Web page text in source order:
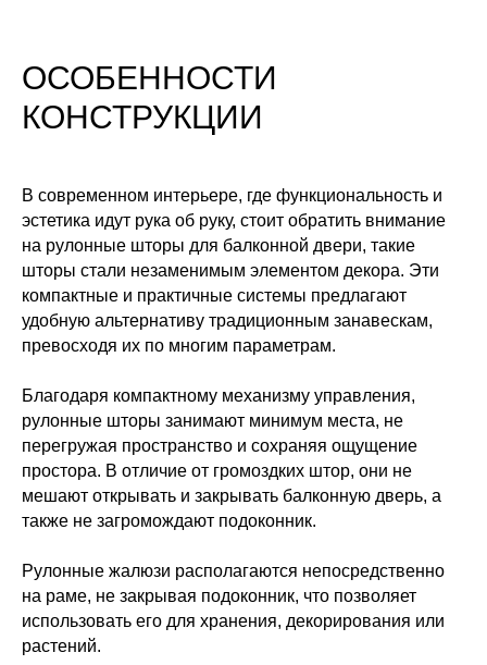
ОСОБЕННОСТИ
КОНСТРУКЦИИ
В современном интерьере, где функциональность и
эстетика идут рука об руку, стоит обратить внимание
на рулонные шторы для балконной двери, такие
шторы стали незаменимым элементом декора. Эти
компактные и практичные системы предлагают
удобную альтернативу традиционным занавескам,
превосходя их по многим параметрам.
Благодаря компактному механизму управления,
рулонные шторы занимают минимум места, не
перегружая пространство и сохраняя ощущение
простора. В отличие от громоздких штор, они не
мешают открывать и закрывать балконную дверь, а
также не загромождают подоконник.
Рулонные жалюзи располагаются непосредственно
на раме, не закрывая подоконник, что позволяет
использовать его для хранения, декорирования или
растений.